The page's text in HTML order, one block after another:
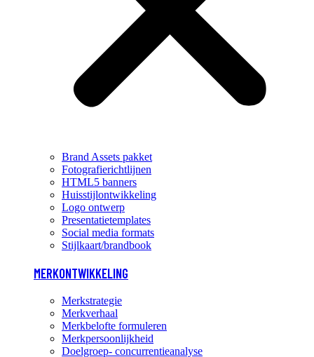
Brand Assets pakket
Fotografierichtlijnen
HTML5 banners
Huisstijlontwikkeling
Logo ontwerp
Presentatietemplates
Social media formats
Stijlkaart/brandbook
MERKONTWIKKELING
Merkstrategie
Merkverhaal
Merkbelofte formuleren
Merkpersoonlijkheid
Doelgroep- concurrentieanalyse